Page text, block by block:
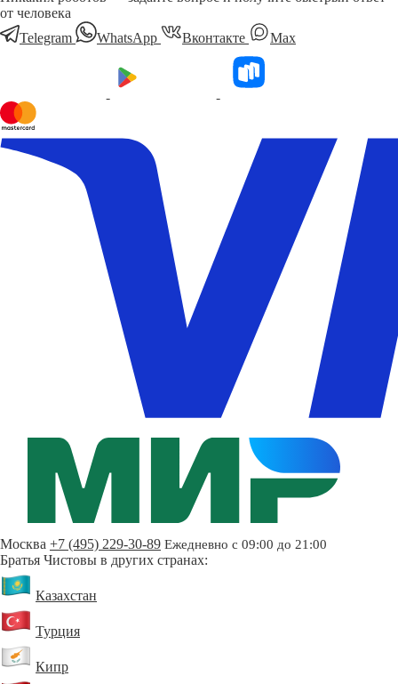
от человека
Telegram
WhatsApp Вконтакте Мах
Москва +7 (495) 229-30-89 Ежедневно с 09:00 до 21:00
Братья Чистовы в других странах:
Казахстан
Турция
Кипр